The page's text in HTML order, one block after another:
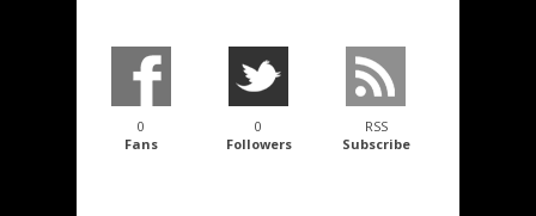
0
Fans
0
Followers
RSS
Subscribe